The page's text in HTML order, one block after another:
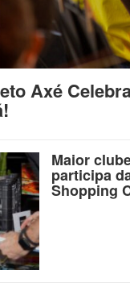
Axé
Maior
participa
Shopping